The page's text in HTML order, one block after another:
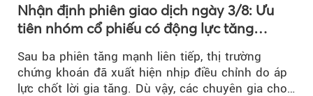
Nhận định phiên giao dịch ngày 3/8: Ưu
tiên nhóm cổ phiếu có động lực tăng
Sau ba phiên tăng mạnh liên tiếp, thị trường
chứng khoán đã xuất hiện nhịp điều chỉnh do áp
lực chốt lời gia tăng. Dù vậy, các chuyên gia cho